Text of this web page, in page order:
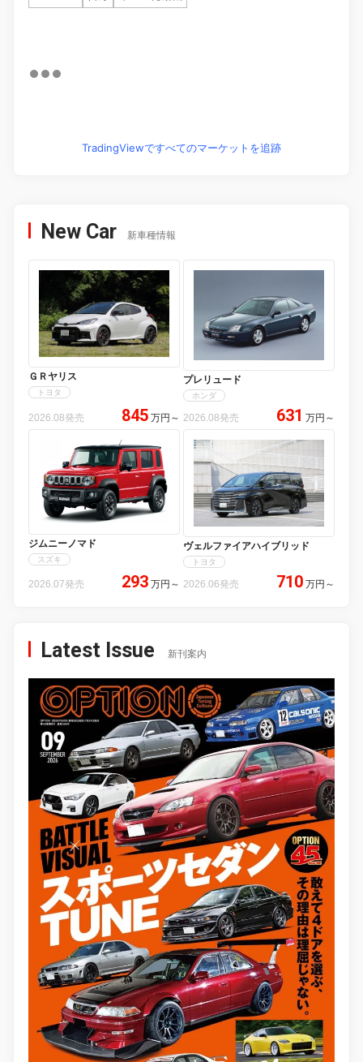
TradingViewですべてのマーケットを追跡
New Car 新車種情報
ＧＲヤリス
トヨタ
2026.08発売 845 万円 ～
プレリュード
ホンダ
2026.08発売 631 万円 ～
ジムニーノマド
スズキ
2026.07発売 293 万円 ～
ヴェルファイアハイブリッド
トヨタ
2026.06発売 710 万円 ～
Latest Issue 新刊案内